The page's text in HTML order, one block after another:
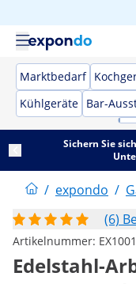
Marktbedarf
Kühlgeräte Bar-
Sichern Sie
/ expondo /
(6)
Artikelnummer:
Edelstahl-